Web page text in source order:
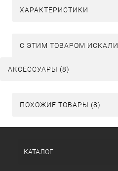
ХАРАКТЕРИСТИКИ
C ЭТИМ ТОВАРОМ ИСКАЛИ
АКСЕССУАРЫ (8)
ПОХОЖИЕ ТОВАРЫ (8)
КАТАЛОГ